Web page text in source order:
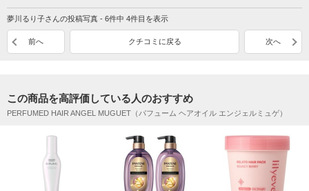
夢川るり子さんの投稿写真 - 6件中 4件目を表示
前へ クチコミに戻る 次へ
この商品を高評価している人のおすすめ
PERFUMED HAIR ANGEL MUGUET（パフューム ヘアオイル エンジェルミュゲ）